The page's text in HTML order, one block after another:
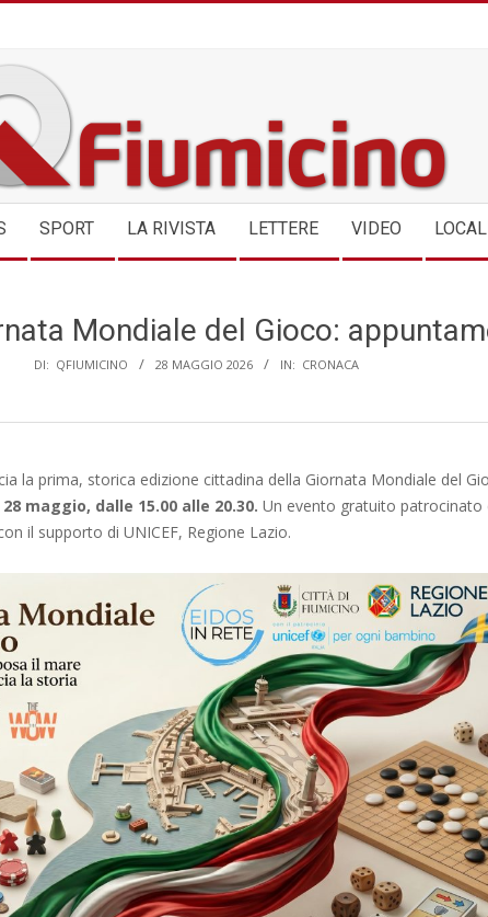
SPORT LA RIVISTA LETTERE VIDEO
Mondiale del Gioco:
DI: QFIUMICINO 28 MAGGIO 2026 IN: CRONACA
la prima, storica edizione cittadina della Giornata Mondiale del
28 maggio, dalle 15.00 alle 20.30. Un evento gratuito patrocinato
il supporto di UNICEF, Regione Lazio.